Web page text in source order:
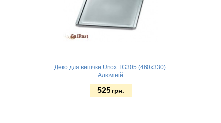
Деко для випічки Unox TG305 (460х330).
Алюміній
525 грн.